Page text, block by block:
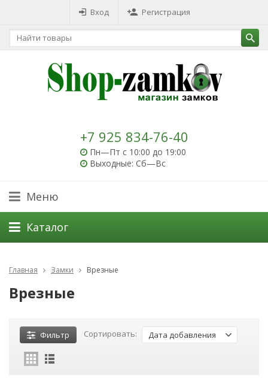
Вход Регистрация
+7 925 834-76-40
Пн—Пт с 10:00 до 19:00
Выходные: Сб—Вс
Меню
Каталог
Главная Замки Врезные
Врезные
Фильтр Сортировать: Дата добавления